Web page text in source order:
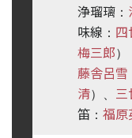
浄瑠璃 ：
味線 ： 四
梅三郎
藤舎呂雪
清）、
笛 ： 福原